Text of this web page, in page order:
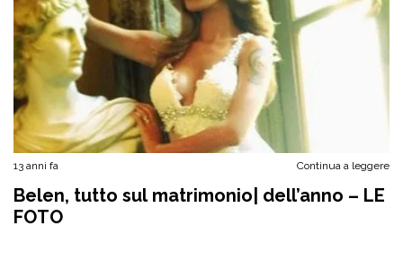
13 anni fa Continua a leggere
Belen, tutto sul matrimonio| dell’anno – LE
FOTO